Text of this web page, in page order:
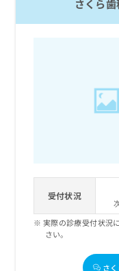
さくら歯
受付状況
実際の診療受付状況
さい。
さ